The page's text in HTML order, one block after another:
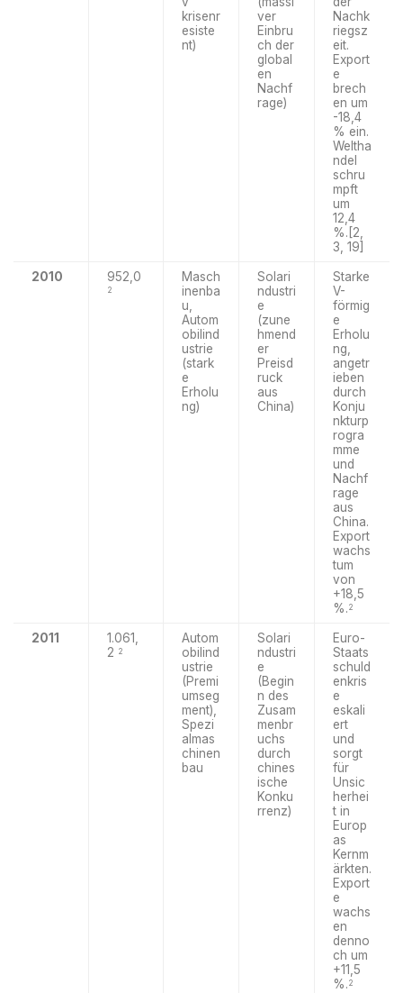
krisenr
esiste
nt)
ver
Einbru
ch der
global
en
Nachf
rage)
Nachk
riegsz
eit.
Export
e
brech
en um
-18,4
% ein.
Weltha
ndel
schru
mpft
um
12,4
%.[2,
3, 19]
2010 952,0
2
Masch
inenba
u,
Autom
obilind
ustrie
(stark
e
Erholu
ng)
Solari
ndustri
e
(zune
hmend
er
Preisd
ruck
aus
China)
Starke
V-
förmig
e
Erholu
ng,
angetr
ieben
durch
Konju
nkturp
rogra
mme
und
Nachf
rage
aus
China.
Export
wachs
tum
von
+18,5
%. 2
2011
1.061,
2 2
Autom
obilind
ustrie
(Premi
umseg
ment),
Spezi
almas
chinen
bau
Solari
ndustri
e
(Begin
n des
Zusam
menbr
uchs
durch
chines
ische
Konku
rrenz)
Euro-
Staats
schuld
enkris
e
eskali
ert
und
sorgt
für
Unsic
herhei
t in
Europ
as
Kernm
ärkten.
Export
e
wachs
en
denno
ch um
+11,5
%. 2